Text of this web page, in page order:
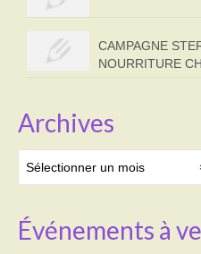
CAMPAGNE
NOURRITURE
Archives
Événements à